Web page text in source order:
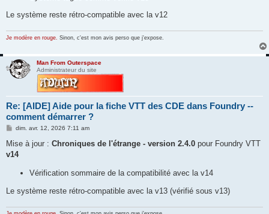
Le système reste rétro-compatible avec la v12
Je modère en rouge. Sinon, c'est mon avis perso que j'expose.
Man From Outerspace
Administrateur du site
Re: [AIDE] Aide pour la fiche VTT des CDE dans Foundry --
comment démarrer ?
M
s
a
dim. avr. 12, 2026 7:11 am
Mise à jour : Chroniques de l'étrange - version 2.4.0 pour Foundry VTT
v14
Vérification sommaire de la compatibilité avec la v14
Le système reste rétro-compatible avec la v13 (vérifié sous v13)